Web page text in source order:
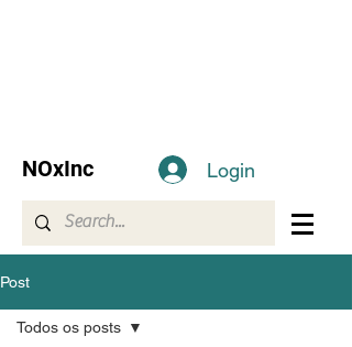
NOxInc Login
Post
Todos os posts